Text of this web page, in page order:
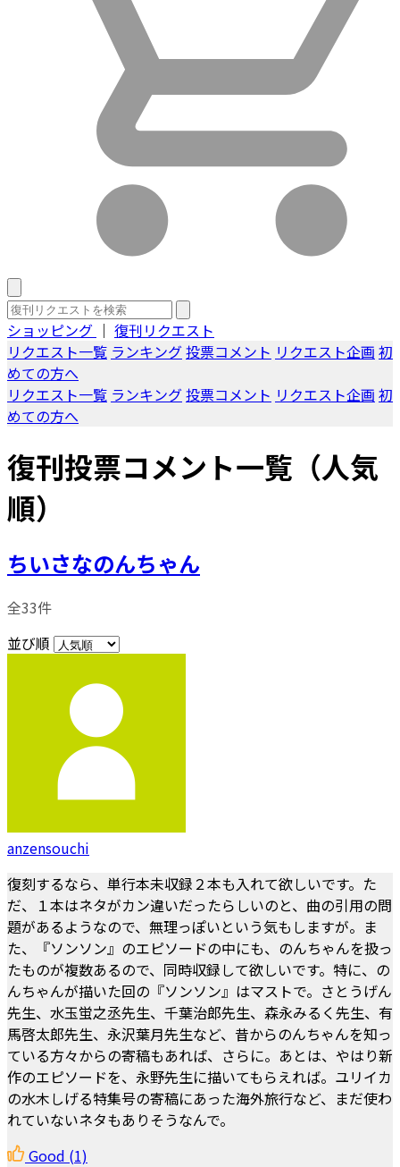
ショッピング ｜ 復刊リクエスト
リクエスト一覧 ランキング投票コメント リクエスト企画 初
めての方へ
リクエスト一覧 ランキング投票コメント リクエスト企画 初
めての方へ
復刊投票コメント一覧（人気
順）
ちいさなのんちゃん
全33件
並び順
anzensouchi
復刻するなら、単行本未収録２本も入れて欲しいです。た
だ、１本はネタがカン違いだったらしいのと、曲の引用の問
題があるようなので、無理っぽいという気もしますが。ま
た、『ソンソン』のエピソードの中にも、のんちゃんを扱っ
たものが複数あるので、同時収録して欲しいです。特に、の
んちゃんが描いた回の『ソンソン』はマストで。さとうげん
先生、水玉蛍之丞先生、千葉治郎先生、森永みるく先生、有
馬啓太郎先生、永沢葉月先生など、昔からのんちゃんを知っ
ている方々からの寄稿もあれば、さらに。あとは、やはり新
作のエピソードを、永野先生に描いてもらえれば。ユリイカ
の水木しげる特集号の寄稿にあった海外旅行など、まだ使わ
れていないネタもありそうなんで。
Good (1)